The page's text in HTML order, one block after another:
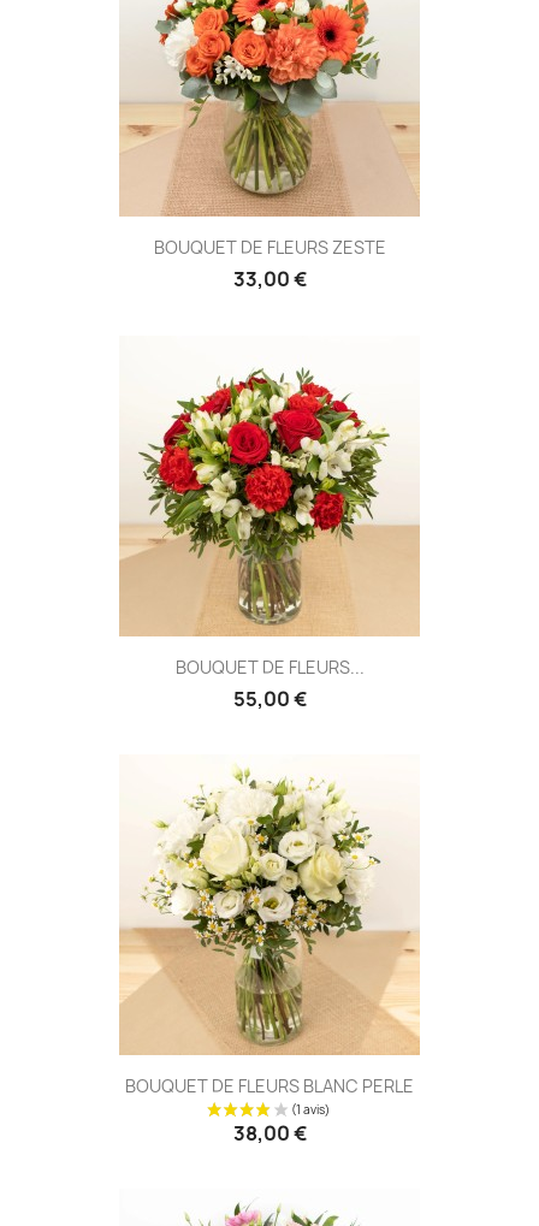
BOUQUET DE FLEURS ZESTE
33,00 €
BOUQUET DE FLEURS...
55,00 €
BOUQUET DE FLEURS BLANC PERLE
38,00 €